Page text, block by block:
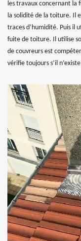
les travaux concernant la
la solidité de la toiture. Il
traces d’humidité. Puis il
fuite de toiture. Il utilise
de couvreurs est
vérifie toujours s’il